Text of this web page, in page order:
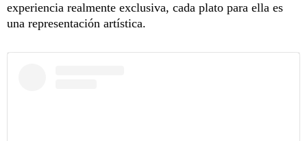
experiencia realmente exclusiva, cada plato para ella es
una representación artística.